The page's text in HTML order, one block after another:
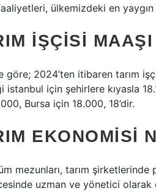
ülkemizdeki en yaygın
IŞÇISI
göre; 2024’ten itibaren tarım
istanbul için şehirlere kıyasla
Bursa için 18.000, 18’dir.
EKONOMISI
mezunları, tarım
uzman ve yönetici olarak